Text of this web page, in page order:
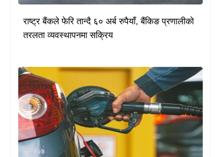
राष्ट्र बैंकले फेरि तान्दै ६० अर्ब रुपैयाँ, बैंकिङ प्रणालीको
तरलता व्यवस्थापनमा सक्रिय